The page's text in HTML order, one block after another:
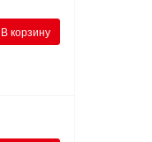
В корзину